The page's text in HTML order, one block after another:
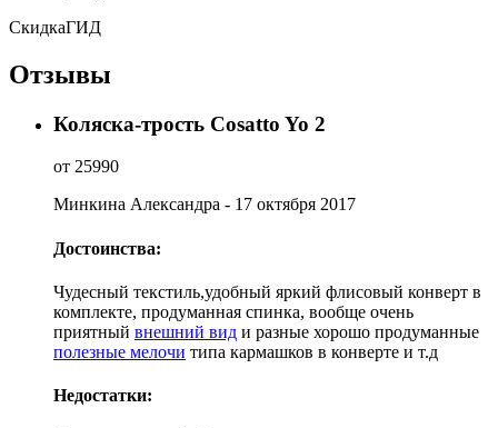
СкидкаГИД
Отзывы
Коляска-трость Cosatto Yo 2
от 25990
Минкина Александра - 17 октября 2017
Достоинства:
Чудесный текстиль,удобный яркий флисовый конверт в
комплекте, продуманная спинка, вообще очень
приятный внешний вид и разные хорошо продуманные
полезные мелочи типа кармашков в конверте и т.д
Недостатки: